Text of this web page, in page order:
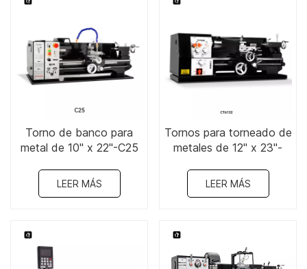
Torno de banco para
metal de 10" x 22"-C25
LEER MÁS
Tornos para torneado de
metales de 12" x 23"-
LEER MÁS